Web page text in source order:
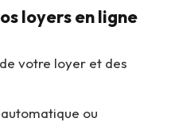
loyers en ligne
votre loyer et des
ou